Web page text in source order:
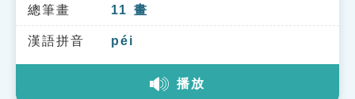
單字索引
生命大百科索引
總筆畫 11 畫
漢語拼音 péi
播放